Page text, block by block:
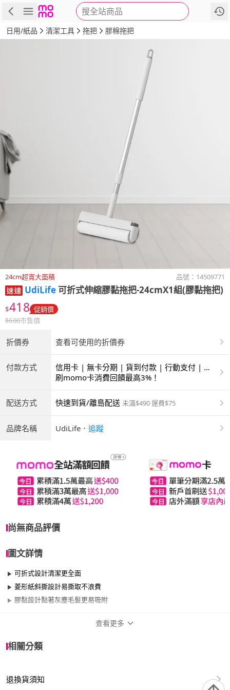
搜全站商品
商品 評價 詳情
日用/紙品 清潔工具 拖把 膠棉拖把
24cm超寬大面積 品號： 14509771
UdiLife 可折式伸縮膠黏拖把-24cmX1組(膠黏拖把)
$418 促銷價
$600市售價
折價券 查看可使用的折價券
付款方式
信用卡 | 無卡分期 | 貨到付款 | 行動支付 | 超
商付款 | ATM | 銀聯卡
刷momo卡消費回饋最高3%！
配送方式 快速到貨/離島配送 未滿$490 運費$75
品牌名稱 UdiLife ． 追蹤
尚無商品評價
圖文詳情
可折式設計清潔更全面
菱形紙斜撕設計易撕取不浪費
膠黏設計黏著灰塵毛髮更易吸附
適用於
臥室、客廳、浴室、廚房、門、門櫃、陽台、
查看更多
相關分類
退換貨須知